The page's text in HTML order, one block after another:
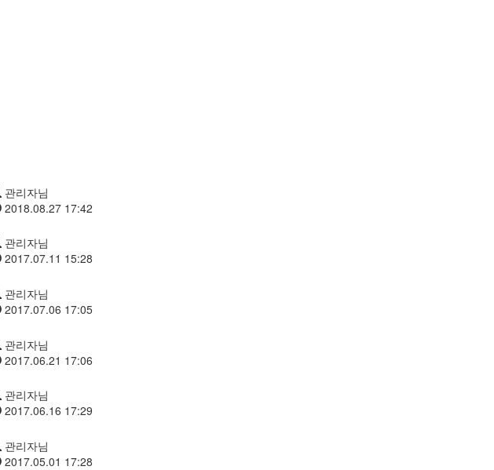
관리자님
2018.08.27 17:42
관리자님
2017.07.11 15:28
관리자님
2017.07.06 17:05
관리자님
2017.06.21 17:06
관리자님
2017.06.16 17:29
관리자님
2017.05.01 17:28